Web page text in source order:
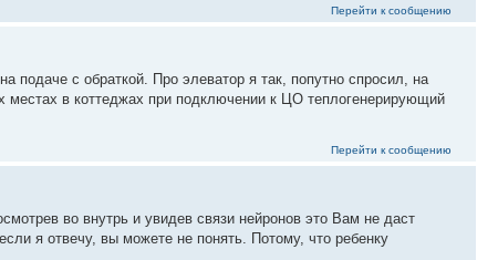
Перейти к сообщению
подаче с обраткой. Про элеватор я так, попутно спросил, на
местах в коттеджах при подключении к ЦО теплогенерирующий
Перейти к сообщению
во внутрь и увидев связи нейронов это Вам не даст
я отвечу, вы можете не понять. Потому, что ребенку